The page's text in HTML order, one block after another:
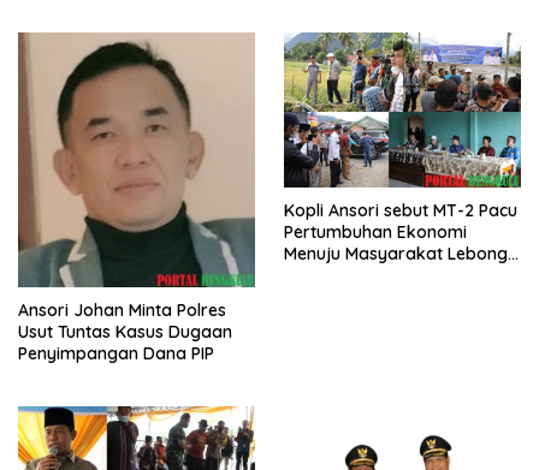
Ansori Johan Minta Polres
Usut Tuntas Kasus Dugaan
Penyimpangan Dana PIP
Kopli Ansori sebut MT-2 Pacu
Pertumbuhan Ekonomi
Menuju Masyarakat Lebong